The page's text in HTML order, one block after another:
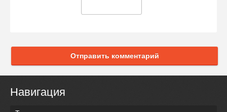
Отправить комментарий
Навигация